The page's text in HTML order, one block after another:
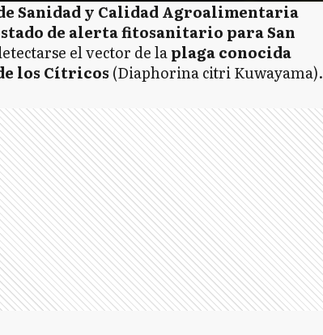
Sanidad y Calidad Agroalimentaria
de alerta fitosanitario para San
el vector de laplaga conocida
los Cítricos (Diaphorina citri Kuwayama).